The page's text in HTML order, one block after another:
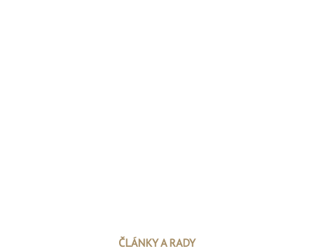
ČLÁNKY A RADY